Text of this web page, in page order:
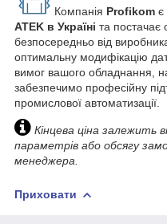
Компанія Profikom є
ATEK в Україні та постачає
безпосередньо від
оптимальну модифікацію
вимог вашого обладнання,
забезпечимо професійну
промислової автоматизації.
Кінцева ціна залежить
параметрів або обсягу
менеджера.
Приховати